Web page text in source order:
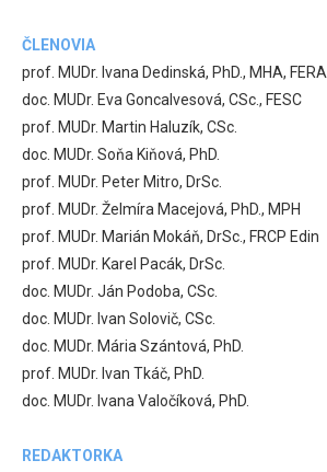
ČLENOVIA
prof. MUDr. Ivana Dedinská, PhD., MHA, FERA
doc. MUDr. Eva Goncalvesová, CSc., FESC
prof. MUDr. Martin Haluzík, CSc.
doc. MUDr. Soňa Kiňová, PhD.
prof. MUDr. Peter Mitro, DrSc.
prof. MUDr. Želmíra Macejová, PhD., MPH
prof. MUDr. Marián Mokáň, DrSc., FRCP Edin
prof. MUDr. Karel Pacák, DrSc.
doc. MUDr. Ján Podoba, CSc.
doc. MUDr. Ivan Solovič, CSc.
doc. MUDr. Mária Szántová, PhD.
prof. MUDr. Ivan Tkáč, PhD.
doc. MUDr. Ivana Valočíková, PhD.
REDAKTORKA